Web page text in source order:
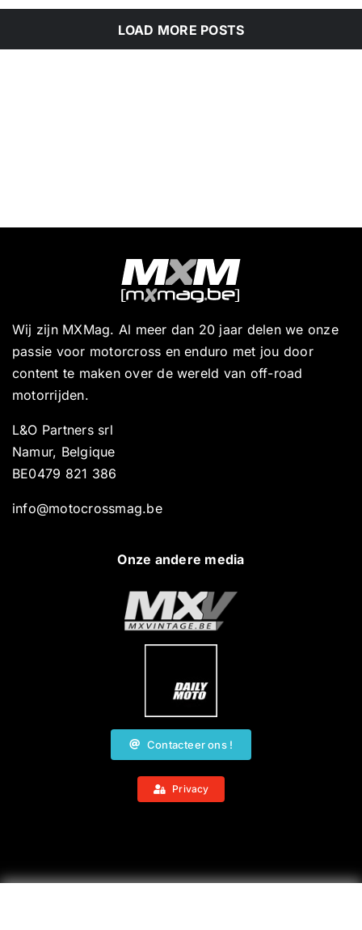
LOAD MORE POSTS
Wij zijn MXMag. Al meer dan 20 jaar delen we onze
passie voor motorcross en enduro met jou door
content te maken over de wereld van off-road
motorrijden.
L&O Partners srl
Namur, Belgique
BE0479 821 386
info@motocrossmag.be
Onze andere media
Contacteer ons !
Privacy